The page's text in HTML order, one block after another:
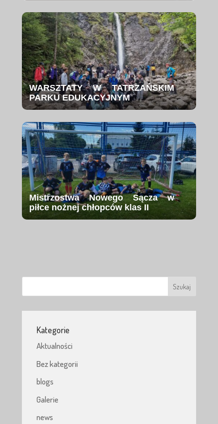
WARSZTATY W TATRZAŃSKIM
PARKU EDUKACYJNYM
Mistrzostwa Nowego Sącza w
piłce nożnej chłopców klas II
Kategorie
Aktualności
Bez kategorii
blogs
Galerie
news